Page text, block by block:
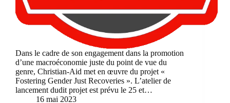
Dans le cadre de son engagement dans la promotion
d’une macroéconomie juste du point de vue du
genre, Christian-Aid met en œuvre du projet «
Fostering Gender Just Recoveries ». L’atelier de
lancement dudit projet est prévu le 25 et…
16 mai 2023